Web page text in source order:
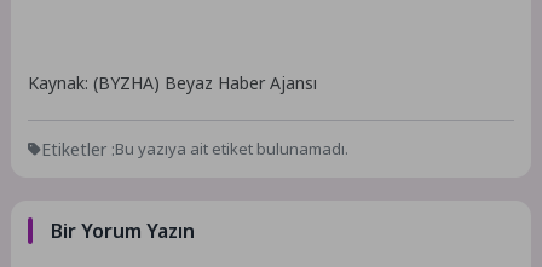
Kaynak: (BYZHA) Beyaz Haber Ajansı
Etiketler :Bu yazıya ait etiket bulunamadı.
Bir Yorum Yazın